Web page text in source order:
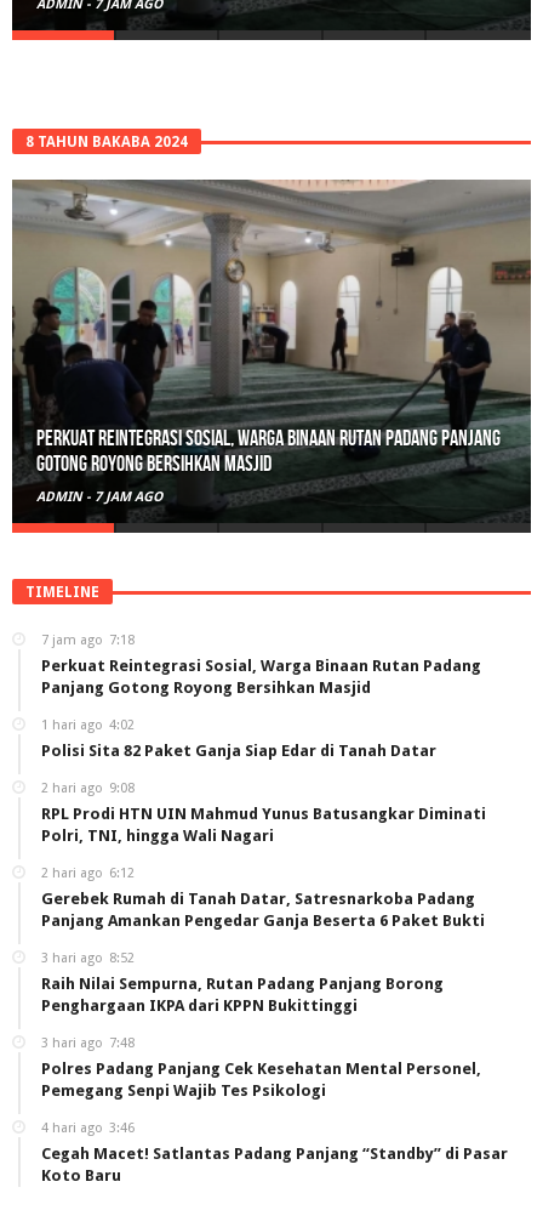
ADMIN - 7 JAM AGO
8 TAHUN BAKABA 2024
Perkuat Reintegrasi Sosial, Warga Binaan Rutan Padang Panjang
Gotong Royong Bersihkan Masjid
ADMIN - 7 JAM AGO
TIMELINE
7 jam ago 7:18
Perkuat Reintegrasi Sosial, Warga Binaan Rutan Padang
Panjang Gotong Royong Bersihkan Masjid
1 hari ago 4:02
Polisi Sita 82 Paket Ganja Siap Edar di Tanah Datar
2 hari ago 9:08
RPL Prodi HTN UIN Mahmud Yunus Batusangkar Diminati
Polri, TNI, hingga Wali Nagari
2 hari ago 6:12
Gerebek Rumah di Tanah Datar, Satresnarkoba Padang
Panjang Amankan Pengedar Ganja Beserta 6 Paket Bukti
3 hari ago 8:52
Raih Nilai Sempurna, Rutan Padang Panjang Borong
Penghargaan IKPA dari KPPN Bukittinggi
3 hari ago 7:48
Polres Padang Panjang Cek Kesehatan Mental Personel,
Pemegang Senpi Wajib Tes Psikologi
4 hari ago 3:46
Cegah Macet! Satlantas Padang Panjang “Standby” di Pasar
Koto Baru